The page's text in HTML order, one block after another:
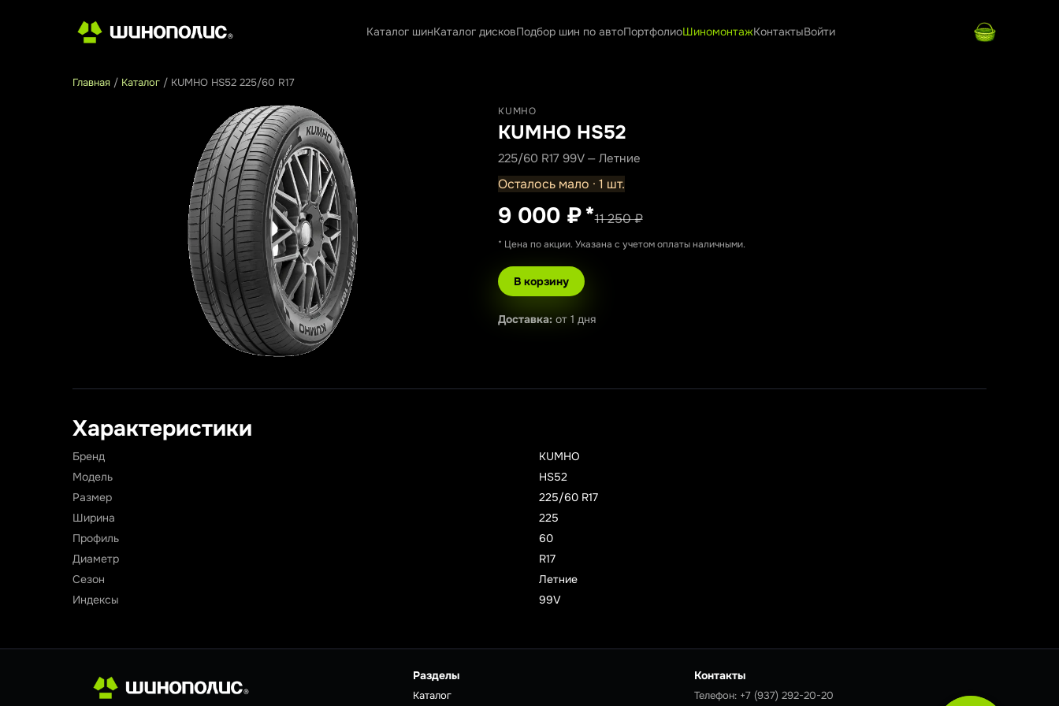
Каталог шинКаталог дисковПодбор шин по автоПортфолиоШиномонтажКонтактыВойти
Главная / Каталог / KUMHO HS52 225/60 R17
KUMHO
KUMHO HS52
225/60 R17 99V — Летние
Осталось мало · 1 шт.
9 000 ₽*11 250 ₽
* Цена по акции. Указана с учетом оплаты наличными.
В корзину
Доставка: от 1 дня
Характеристики
Бренд
KUMHO
Модель
HS52
Размер
225/60 R17
Ширина
225
Профиль
60
Диаметр
R17
Сезон
Летние
Индексы
99V
Разделы
Каталог
Контакты
Телефон: +7 (937) 292-20-20